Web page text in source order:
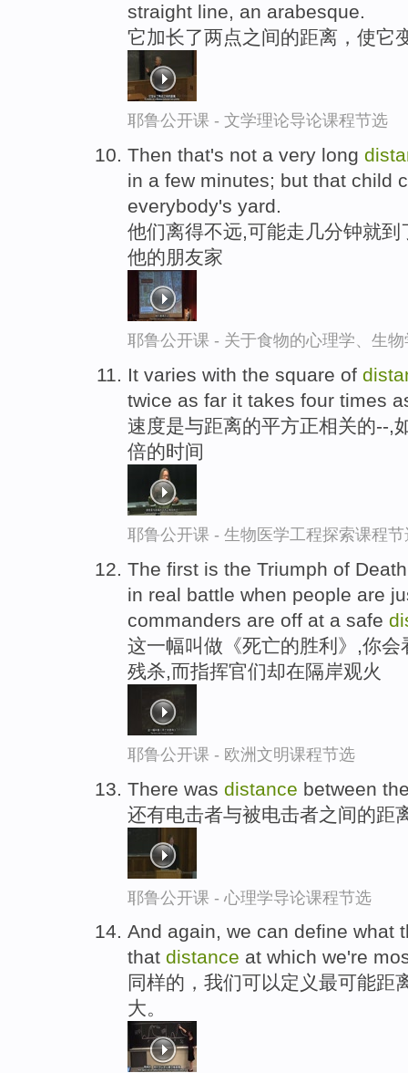
straight line, an arabesque.
它加长了两点之间的距离，使它
耶鲁公开课 - 文学理论导论课程节选
Then that's not a very long
in a few minutes; but that child
everybody's yard.
他们离得不远,可能走几分钟就
他的朋友家
耶鲁公开课 - 关于食物的心理学、生
It varies with the square of
twice as far it takes four times
速度是与距离的平方正相关的--,
倍的时间
耶鲁公开课 - 生物医学工程探索课程节
The first is the Triumph of
in real battle when people are
commanders are off at a safe
这一幅叫做《死亡的胜利》,你
残杀,而指挥官们却在隔岸观火
耶鲁公开课 - 欧洲文明课程节选
There was distance between
还有电击者与被电击者之间的距
耶鲁公开课 - 心理学导论课程节选
And again, we can define what
that distance at which we're
同样的，我们可以定义最可能距
大。